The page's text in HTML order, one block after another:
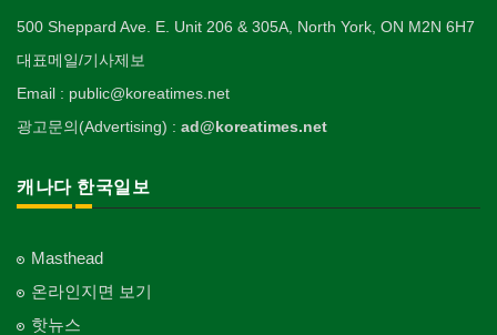
500 Sheppard Ave. E. Unit 206 & 305A, North York, ON M2N 6H7
대표메일/기사제보
Email : public@koreatimes.net
광고문의(Advertising) : ad@koreatimes.net
캐나다 한국일보
Masthead
온라인지면 보기
핫뉴스